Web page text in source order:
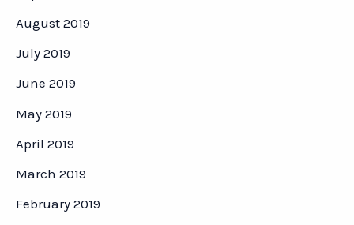
August 2019
July 2019
June 2019
May 2019
April 2019
March 2019
February 2019